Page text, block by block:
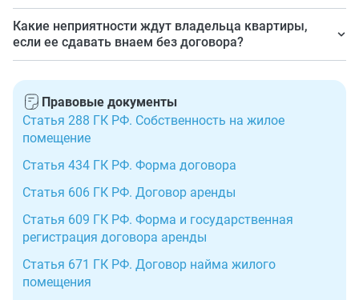
Он может столкнуться, допустим, с повышением
размера аренды, которая прежде не оговаривалась, с
требованием досрочно съехать, иными неприятными
моментами и отсутствием возможности защитить
свои интересы.
Какие неприятности ждут владельца квартиры,
если ее сдавать внаем без договора?
за пользование, претензии от РСО за неуплату ЖКУ,
жалобы соседей на плохое поведение жильца и др.
Правовые документы
Статья 288 ГК РФ. Собственность на жилое
помещение
Статья 434 ГК РФ. Форма договора
Статья 606 ГК РФ. Договор аренды
Статья 609 ГК РФ. Форма и государственная
регистрация договора аренды
Статья 671 ГК РФ. Договор найма жилого
помещения